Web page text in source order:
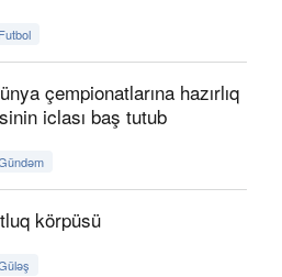
Futbol
çempionatlarına hazırlıq
iclası baş tutub
körpüsü